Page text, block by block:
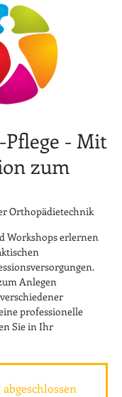
- Mit
zum
Orthopädietechnik
Workshops erlernen
Anlegen
professionelle
Sie in Ihr